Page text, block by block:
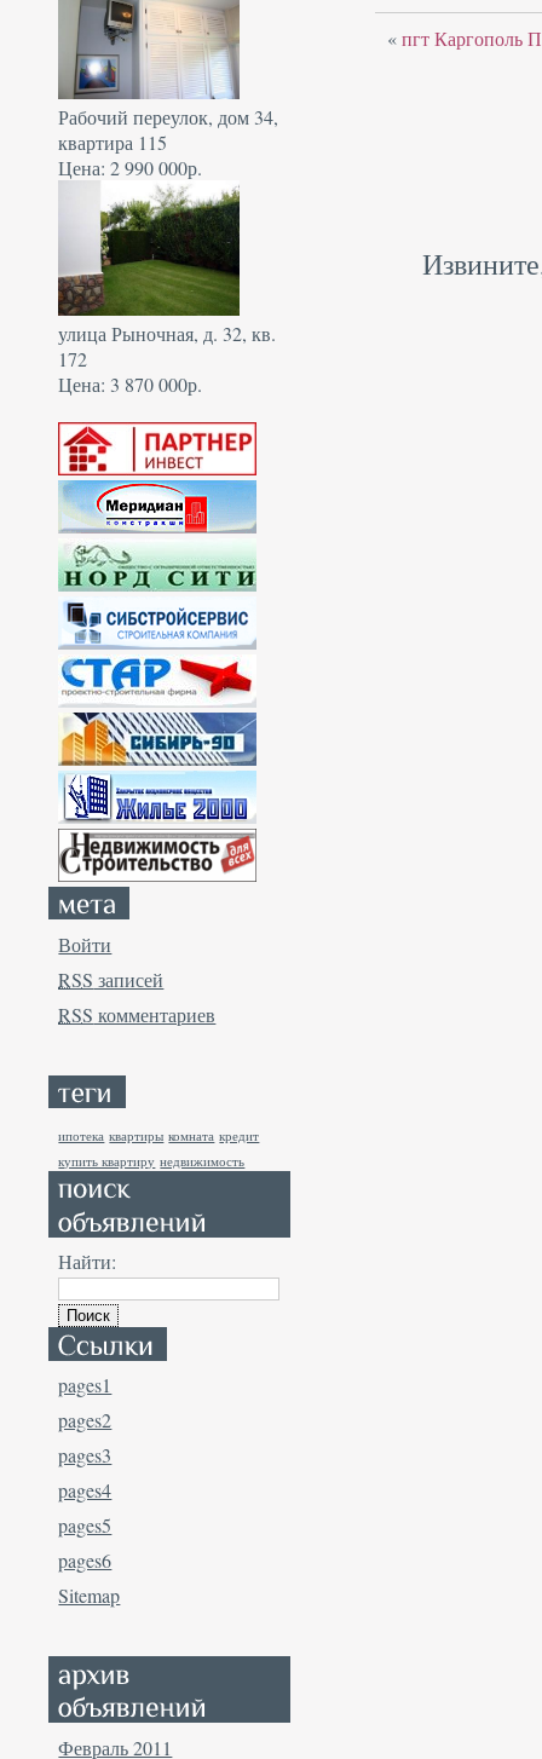
Рабочий переулок, дом 34,
квартира 115
Цена: 2 990 000р.
улица Рыночная, д. 32, кв.
172
Цена: 3 870 000р.
Войти
RSS записей
RSS комментариев
ипотека квартиры комната кредит
купить квартиру недвижимость
Найти:
pages1
pages2
pages3
pages4
pages5
pages6
Sitemap
Февраль 2011
«пгт Каргополь